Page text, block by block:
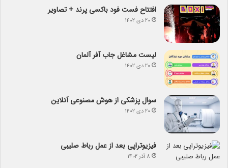
افتتاح فست فود باکسی پرند + تصاویر
۲۰ دی ۱۴۰۲
لیست مشاغل جاب آفر آلمان
۲۰ دی ۱۴۰۲
سوال پزشکی از هوش مصنوعی آنلاین
۲۰ دی ۱۴۰۲
فیزیوتراپی بعد از عمل رباط صلیبی
۸ آذر ۱۴۰۲